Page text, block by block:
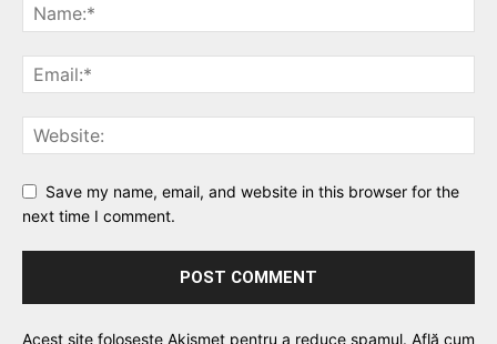
Save my name, email, and website in this browser for the
next time I comment.
Acest site folosește Akismet pentru a reduce spamul. Află cum